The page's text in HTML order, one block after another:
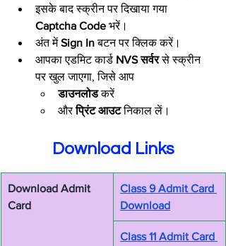
इसके बाद स्क्रीन पर दिखाया गया
Captcha Code भरें।
अंत में Sign In बटन पर क्लिक करें।
आपका एडमिट कार्ड NVS सर्वर से स्क्रीन
पर खुल जाएगा, जिसे आप
डाउनलोड करें
और प्रिंट आउट निकाल लें।
Download Links
Download Admit
Card
Class 9 Admit Card
Download
Class 11 Admit Card